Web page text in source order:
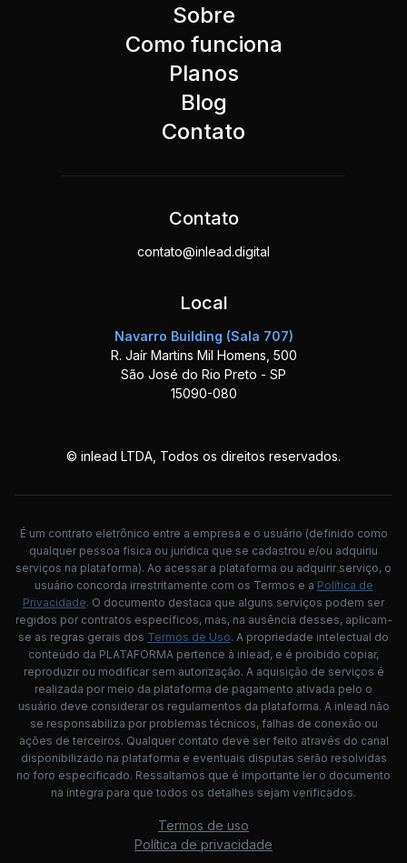
Sobre
Como funciona
Planos
Blog
Contato
Contato
contato@inlead.digital
Local
Navarro Building (Sala 707)
R. Jaír Martins Mil Homens, 500
São José do Rio Preto - SP
15090-080
© inlead LTDA, Todos os direitos reservados.
É um contrato eletrônico entre a empresa e o usuário (definido como
qualquer pessoa física ou jurídica que se cadastrou e/ou adquiriu
serviços na plataforma). Ao acessar a plataforma ou adquirir serviço, o
usuário concorda irrestritamente com os Termos e a Política de
Privacidade. O documento destaca que alguns serviços podem ser
regidos por contratos específicos, mas, na ausência desses, aplicam-
se as regras gerais dos Termos de Uso. A propriedade intelectual do
conteúdo da PLATAFORMA pertence à inlead, e é proibido copiar,
reproduzir ou modificar sem autorização. A aquisição de serviços é
realizada por meio da plataforma de pagamento ativada pelo o
usuário deve considerar os regulamentos da plataforma. A inlead não
se responsabiliza por problemas técnicos, falhas de conexão ou
ações de terceiros. Qualquer contato deve ser feito através do canal
disponibilizado na plataforma e eventuais disputas serão resolvidas
no foro especificado. Ressaltamos que é importante ler o documento
na íntegra para que todos os detalhes sejam verificados.
Termos de uso
Política de privacidade